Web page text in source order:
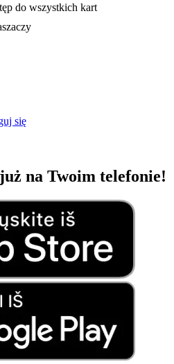
do wszystkich kart
się
na Twoim telefonie!